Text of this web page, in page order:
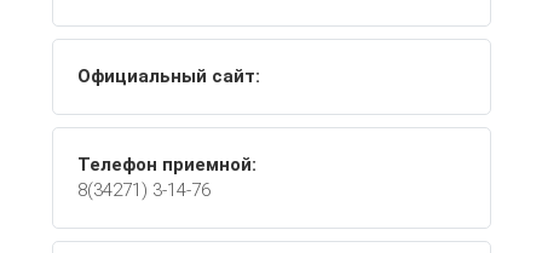
Официальный сайт:
Телефон приемной:
8(34271) 3-14-76